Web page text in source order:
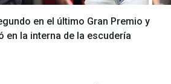
en el último Gran Premio y
en la interna de la escudería